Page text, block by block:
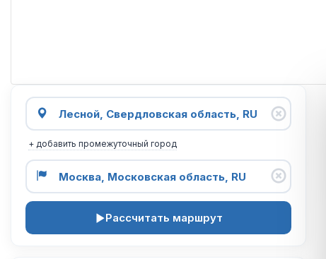
+ добавить промежуточный город
Рассчитать маршрут